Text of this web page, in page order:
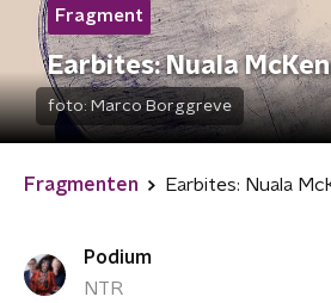
Fragment
Earbites: Nuala
foto: Marco Borggreve
Fragmenten Earbites: Nuala
Podium
NTR